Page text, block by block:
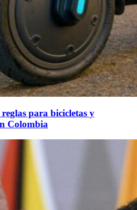
reglas para bicicletas y
Colombia